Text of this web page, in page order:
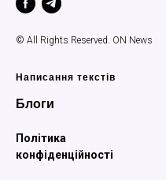
© All Rights Reserved. ON News
Написання текстів
Блоги
Політика
конфіденційності